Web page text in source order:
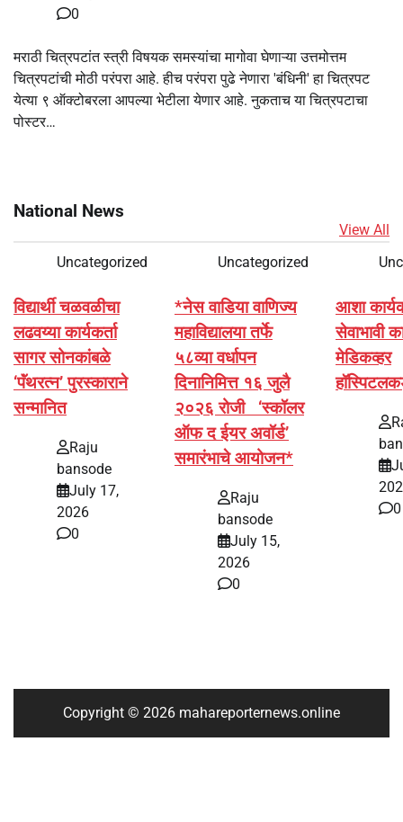
0
मराठी चित्रपटांत स्त्री विषयक समस्यांचा मागोवा घेणाऱ्या उत्तमोत्तम
चित्रपटांची मोठी परंपरा आहे. हीच परंपरा पुढे नेणारा 'बंधिनी' हा चित्रपट
येत्या ९ ऑक्टोबरला आपल्या भेटीला येणार आहे. नुकताच या चित्रपटाचा
पोस्टर…
National News
View All
Uncategorized
विद्यार्थी चळवळीचा
लढवय्या कार्यकर्ता
सागर सोनकांबळे
‘पॅंथरत्न’ पुरस्काराने
सन्मानित
Raju
bansode
July 17,
2026
0
Uncategorized
*नेस वाडिया वाणिज्य
महाविद्यालया तर्फे
५८व्या वर्धापन
दिनानिमित्त १६ जुलै
२०२६ रोजी ‘स्कॉलर
ऑफ द ईयर अवॉर्ड’
समारंभाचे आयोजन*
Raju
bansode
July 15,
2026
0
आशा
सेवाभावी
मेडिकव्हर
0
Copyright © 2026 mahareporternews.online